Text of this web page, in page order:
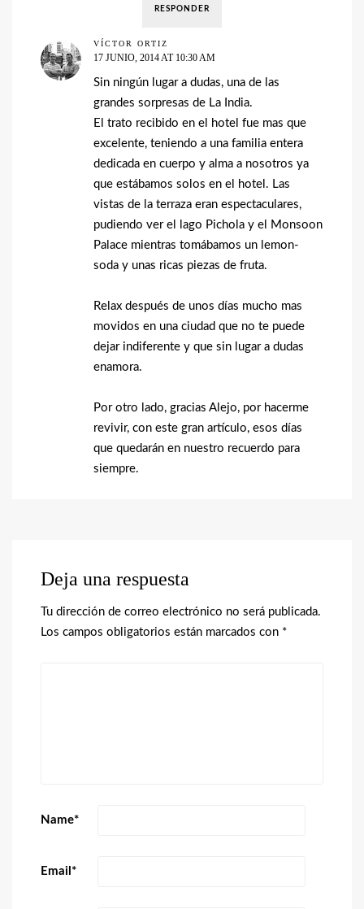
RESPONDER
VÍCTOR ORTIZ
17 JUNIO, 2014 AT 10:30 AM
Sin ningún lugar a dudas, una de las
grandes sorpresas de La India.
El trato recibido en el hotel fue mas que
excelente, teniendo a una familia entera
dedicada en cuerpo y alma a nosotros ya
que estábamos solos en el hotel. Las
vistas de la terraza eran espectaculares,
pudiendo ver el lago Pichola y el Monsoon
Palace mientras tomábamos un lemon-
soda y unas ricas piezas de fruta.
Relax después de unos días mucho mas
movidos en una ciudad que no te puede
dejar indiferente y que sin lugar a dudas
enamora.
Por otro lado, gracias Alejo, por hacerme
revivir, con este gran artículo, esos días
que quedarán en nuestro recuerdo para
siempre.
Deja una respuesta
Tu dirección de correo electrónico no será publicada.
Los campos obligatorios están marcados con *
Name*
Email *